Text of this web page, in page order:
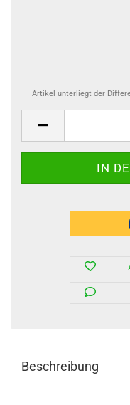
Artikel unterliegt der
Beschreibung